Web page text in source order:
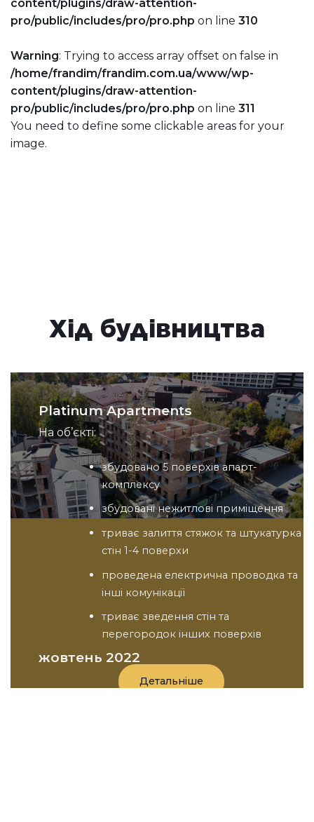
content/plugins/draw-attention-
pro/public/includes/pro/pro.php on line 310
Warning: Trying to access array offset on false in
/home/frandim/frandim.com.ua/www/wp-
content/plugins/draw-attention-
pro/public/includes/pro/pro.php on line 311
You need to define some clickable areas for your
image.
Хід будівництва
Platinum Apartments
На об’єкті:
збудовано 5 поверхів апарт-
комплексу
збудовані нежитлові приміщення
триває залиття стяжок та штукатурка
стін 1-4 поверхи
проведена електрична проводка та
інші комунікації
триває зведення стін та
перегородок інших поверхів
Детальніше
жовтень 2022